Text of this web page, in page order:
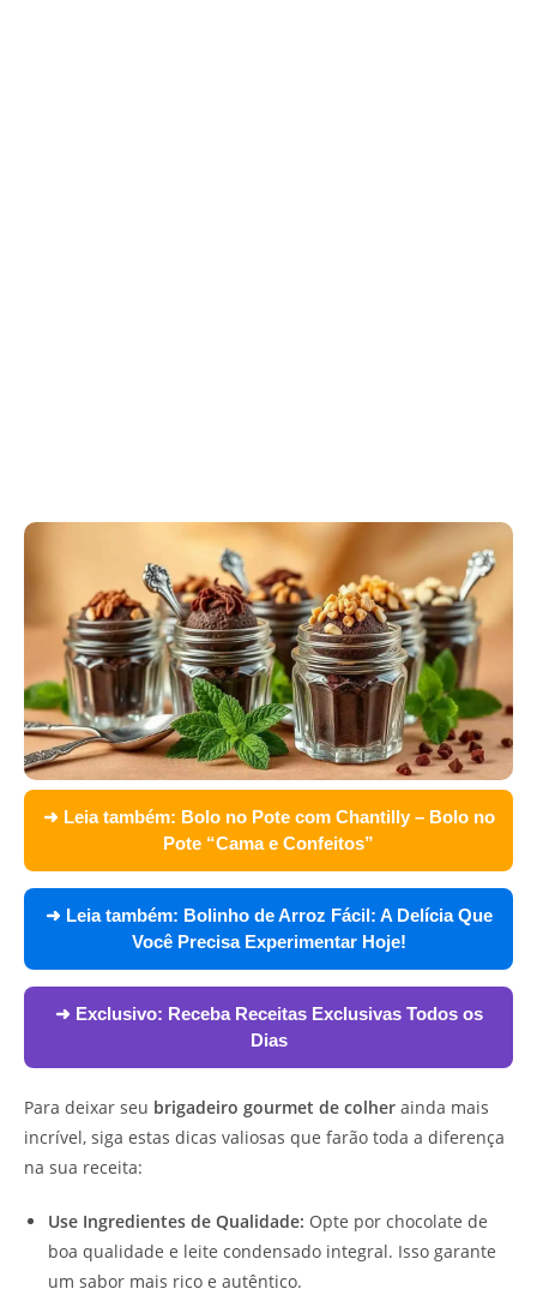
➜ Leia também: Bolo no Pote com Chantilly – Bolo no
Pote “Cama e Confeitos”
➜ Leia também: Bolinho de Arroz Fácil: A Delícia Que
Você Precisa Experimentar Hoje!
➜ Exclusivo: Receba Receitas Exclusivas Todos os
Dias
Para deixar seu brigadeiro gourmet de colher ainda mais
incrível, siga estas dicas valiosas que farão toda a diferença
na sua receita:
Use Ingredientes de Qualidade: Opte por chocolate de
boa qualidade e leite condensado integral. Isso garante
um sabor mais rico e autêntico.